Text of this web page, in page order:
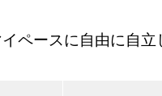
ペースに自由に自立